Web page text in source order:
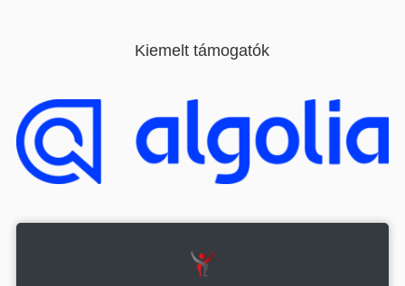
Kiemelt támogatók